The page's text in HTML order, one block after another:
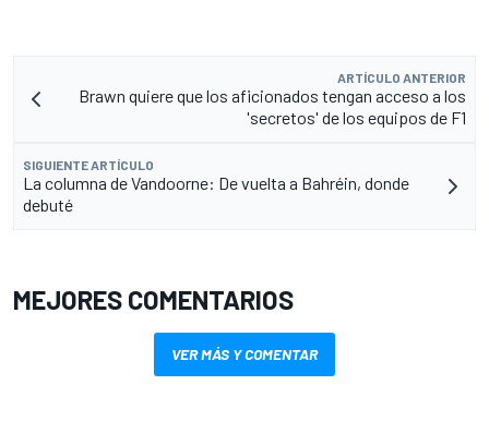
ARTÍCULO ANTERIOR
Brawn quiere que los aficionados tengan acceso a los
'secretos' de los equipos de F1
SIGUIENTE ARTÍCULO
La columna de Vandoorne: De vuelta a Bahréin, donde
debuté
MEJORES COMENTARIOS
VER MÁS Y COMENTAR